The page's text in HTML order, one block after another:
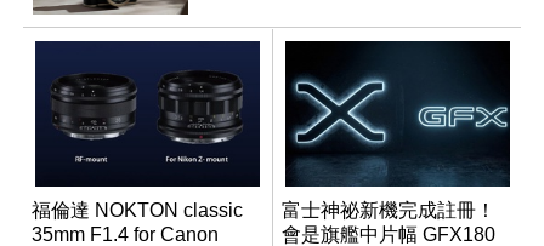
福倫達 NOKTON classic
35mm F1.4 for Canon
富士神祕新機完成註冊！
會是旗艦中片幅 GFX180